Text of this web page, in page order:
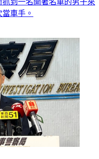
到一名開著名車的男子來
車手。